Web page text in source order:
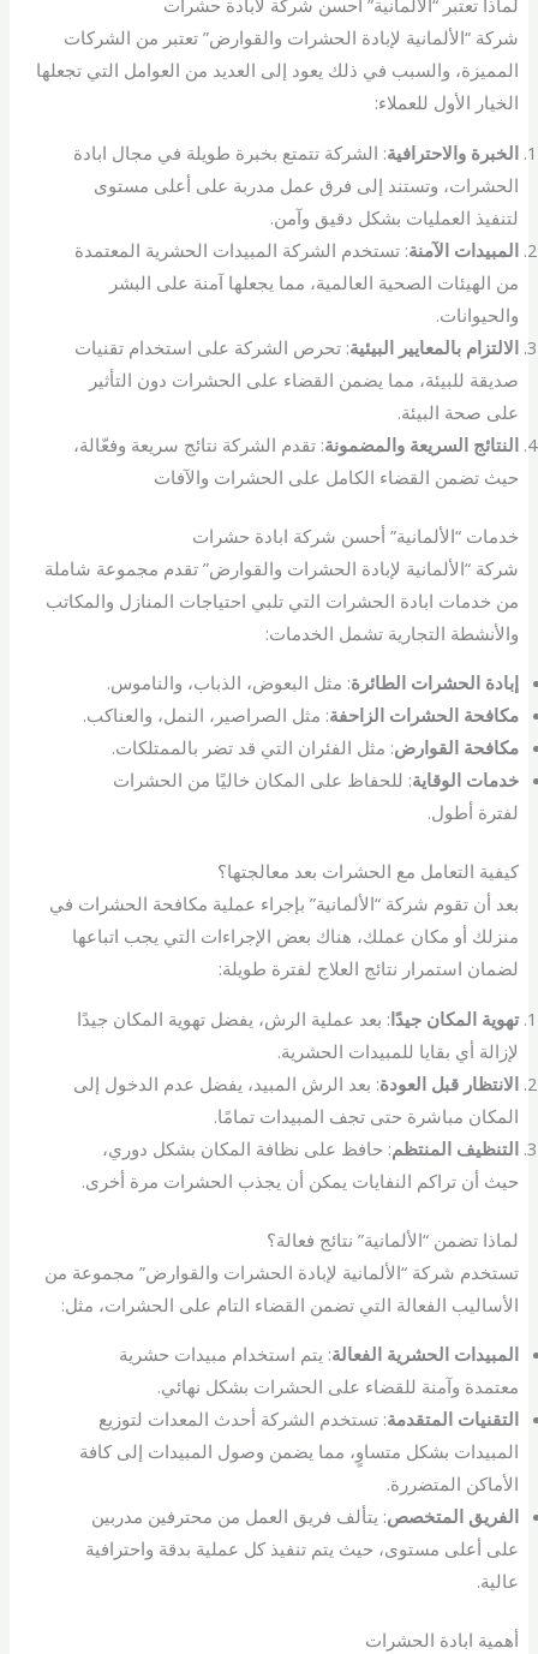
لماذا تعتبر “الألمانية” أحسن شركة لابادة حشرات
شركة “الألمانية لإبادة الحشرات والقوارض” تعتبر من الشركات
المميزة، والسبب في ذلك يعود إلى العديد من العوامل التي تجعلها
الخيار الأول للعملاء:
الخبرة والاحترافية: الشركة تتمتع بخبرة طويلة في مجال ابادة
الحشرات، وتستند إلى فرق عمل مدربة على أعلى مستوى
لتنفيذ العمليات بشكل دقيق وآمن.
المبيدات الآمنة: تستخدم الشركة المبيدات الحشرية المعتمدة
من الهيئات الصحية العالمية، مما يجعلها آمنة على البشر
والحيوانات.
الالتزام بالمعايير البيئية: تحرص الشركة على استخدام تقنيات
صديقة للبيئة، مما يضمن القضاء على الحشرات دون التأثير
على صحة البيئة.
النتائج السريعة والمضمونة: تقدم الشركة نتائج سريعة وفعّالة،
حيث تضمن القضاء الكامل على الحشرات والآفات
خدمات “الألمانية” أحسن شركة ابادة حشرات
شركة “الألمانية لإبادة الحشرات والقوارض” تقدم مجموعة شاملة
من خدمات ابادة الحشرات التي تلبي احتياجات المنازل والمكاتب
والأنشطة التجارية تشمل الخدمات:
إبادة الحشرات الطائرة: مثل البعوض، الذباب، والناموس.
مكافحة الحشرات الزاحفة: مثل الصراصير، النمل، والعناكب.
مكافحة القوارض: مثل الفئران التي قد تضر بالممتلكات.
خدمات الوقاية: للحفاظ على المكان خاليًا من الحشرات
لفترة أطول.
كيفية التعامل مع الحشرات بعد معالجتها؟
بعد أن تقوم شركة “الألمانية” بإجراء عملية مكافحة الحشرات في
منزلك أو مكان عملك، هناك بعض الإجراءات التي يجب اتباعها
لضمان استمرار نتائج العلاج لفترة طويلة:
تهوية المكان جيدًا: بعد عملية الرش، يفضل تهوية المكان جيدًا
لإزالة أي بقايا للمبيدات الحشرية.
الانتظار قبل العودة: بعد الرش المبيد، يفضل عدم الدخول إلى
المكان مباشرة حتى تجف المبيدات تمامًا.
التنظيف المنتظم: حافظ على نظافة المكان بشكل دوري،
حيث أن تراكم النفايات يمكن أن يجذب الحشرات مرة أخرى.
لماذا تضمن “الألمانية” نتائج فعالة؟
تستخدم شركة “الألمانية لإبادة الحشرات والقوارض” مجموعة من
الأساليب الفعالة التي تضمن القضاء التام على الحشرات، مثل:
المبيدات الحشرية الفعالة: يتم استخدام مبيدات حشرية
معتمدة وآمنة للقضاء على الحشرات بشكل نهائي.
التقنيات المتقدمة: تستخدم الشركة أحدث المعدات لتوزيع
المبيدات بشكل متساوٍ، مما يضمن وصول المبيدات إلى كافة
الأماكن المتضررة.
الفريق المتخصص: يتألف فريق العمل من محترفين مدربين
على أعلى مستوى، حيث يتم تنفيذ كل عملية بدقة واحترافية
عالية.
أهمية ابادة الحشرات